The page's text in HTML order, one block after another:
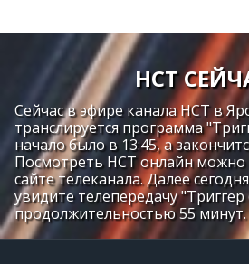
НСТ
Сейчас в эфире канала НСТ в
транслируется программа
начало было в 13:45, а
Посмотреть НСТ онлайн
сайте телеканала. Далее
увидите телепередачу "Триггер
продолжительностью 55 минут.